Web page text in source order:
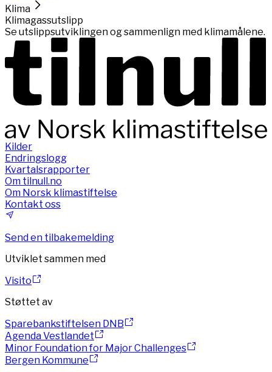
Klima
Klimagassutslipp
Se utslippsutviklingen og sammenlign med klimamålene.
Kilder
Endringslogg
Kvartalsrapporter
Om tilnull.no
Om Norsk klimastiftelse
Kontakt oss
Send en tilbakemelding
Utviklet sammen med
Visito
Støttet av
Sparebankstiftelsen DNB
Agenda Vestlandet
Minor Foundation for Major Challenges
Bergen Kommune